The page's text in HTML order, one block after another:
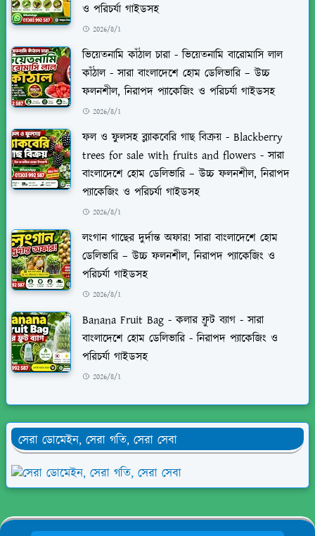
ও পরিচর্যা গাইডসহ
2026/8/1
ভিয়েতনামি কাঁঠাল চারা - ভিয়েতনামি বারোমাসি লাল
কাঁঠাল - সারা বাংলাদেশে হোম ডেলিভারি – উচ্চ
ফলনশীল, নিরাপদ প্যাকেজিং ও পরিচর্যা গাইডসহ
2026/8/1
ফল ও ফুলসহ ব্ল্যাকবেরি গাছ বিক্রয় - Blackberry
trees for sale with fruits and flowers - সারা
বাংলাদেশে হোম ডেলিভারি – উচ্চ ফলনশীল, নিরাপদ
প্যাকেজিং ও পরিচর্যা গাইডসহ
2026/8/1
লংগান গাছের দুর্দান্ত অফার! সারা বাংলাদেশে হোম
ডেলিভারি – উচ্চ ফলনশীল, নিরাপদ প্যাকেজিং ও
পরিচর্যা গাইডসহ
2026/8/1
Banana Fruit Bag - কলার ফ্রুট ব্যাগ - সারা
বাংলাদেশে হোম ডেলিভারি - নিরাপদ প্যাকেজিং ও
পরিচর্যা গাইডসহ
2026/8/1
সেরা ডোমেইন, সেরা গতি, সেরা সেবা